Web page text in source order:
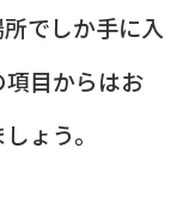
でしか手に入
目からはお
ょう。